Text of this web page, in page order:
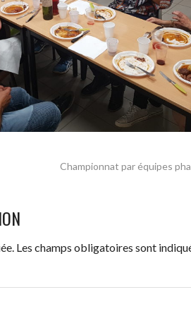
Championnat par équipes
Les champs obligatoires sont